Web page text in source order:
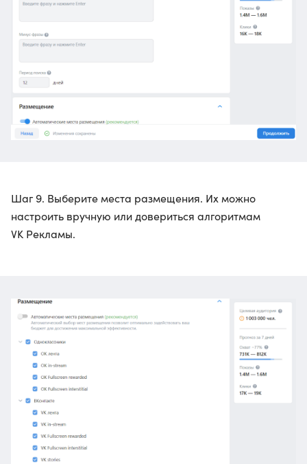
Шаг 9. Выберите места размещения. Их можно
настроить вручную или довериться алгоритмам
VK Рекламы.